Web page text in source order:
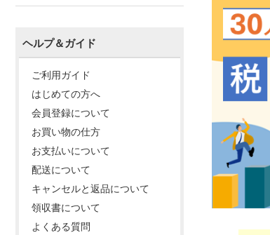
ヘルプ＆ガイド
ご利用ガイド
はじめての方へ
会員登録について
お買い物の仕方
お支払いについて
配送について
キャンセルと返品について
領収書について
よくある質問